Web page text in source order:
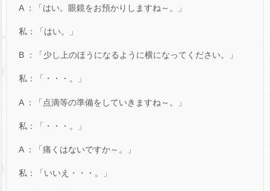
A ：「はい。眼鏡をお預かりしますね～。」
私：「はい。」
B ：「少し上のほうになるように横になってください。」
私：「・・・。」
A ：「点滴等の準備をしていきますね～。」
私：「・・・。」
A ：「痛くはないですか～。」
私：「いいえ・・・。」